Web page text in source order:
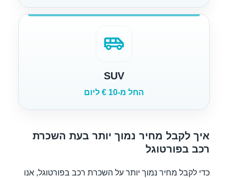
airport_shuttle
SUV
החל מ-10 € ליום
איך לקבל מחיר נמוך יותר בעת השכרת
רכב בפורטוגל
כדי לקבל מחיר נמוך יותר על השכרת רכב בפורטוגל, אנו